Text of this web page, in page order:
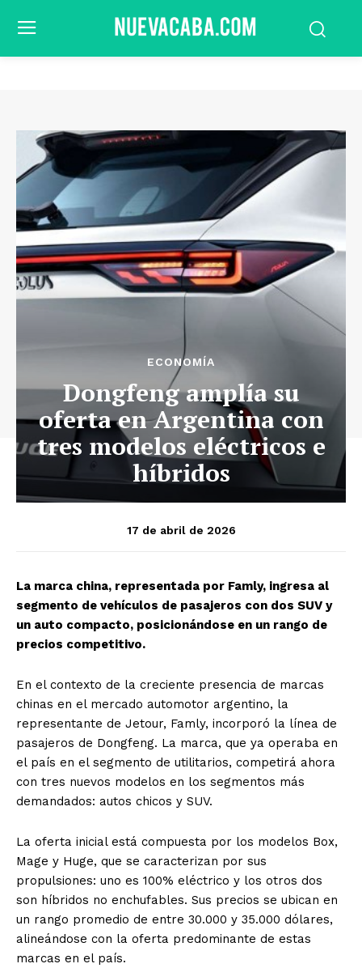
ECONOMÍA
Dongfeng amplía su
oferta en Argentina con
tres modelos eléctricos e
híbridos
17 de abril de 2026
La marca china, representada por Famly, ingresa al
segmento de vehículos de pasajeros con dos SUV y
un auto compacto, posicionándose en un rango de
precios competitivo.
En el contexto de la creciente presencia de marcas
chinas en el mercado automotor argentino, la
representante de Jetour, Famly, incorporó la línea de
pasajeros de Dongfeng. La marca, que ya operaba en
el país en el segmento de utilitarios, competirá ahora
con tres nuevos modelos en los segmentos más
demandados: autos chicos y SUV.
La oferta inicial está compuesta por los modelos Box,
Mage y Huge, que se caracterizan por sus
propulsiones: uno es 100% eléctrico y los otros dos
son híbridos no enchufables. Sus precios se ubican en
un rango promedio de entre 30.000 y 35.000 dólares,
alineándose con la oferta predominante de estas
marcas en el país.